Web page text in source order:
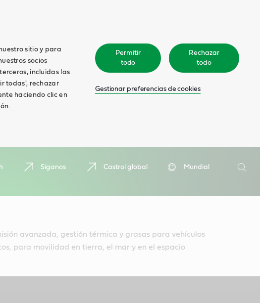
sitio y para
socios
incluidas las
todas', rechazar
haciendo clic en
Permitir
todo
Rechazar
todo
Gestionar preferencias de cookies
Síganos Castrol global
Mundial
Search
avanzada, gestión térmica y grasas para vehículos
para movilidad en tierra, el mar y en el espacio